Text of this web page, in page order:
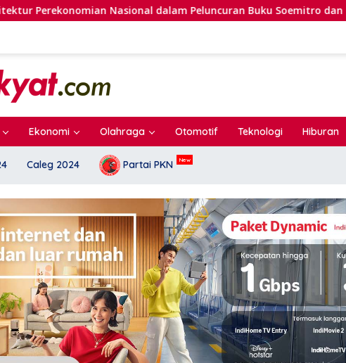
dalam Peluncuran Buku Soemitro dan Simposium Nasional
Ekonomi Olahraga Otomotif Teknologi Hiburan
Caleg 2024 Partai PKN